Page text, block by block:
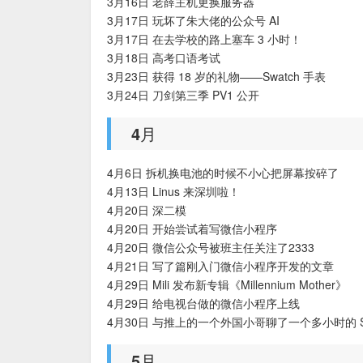
3月17日 玩坏了朱大佬的公众号 AI
3月17日 在去学校的路上塞车 3 小时！
3月18日 高考口语考试
3月23日 获得 18 岁的礼物——Swatch 手表
3月24日 刀剑第三季 PV1 公开
4月
4月6日 拆机换电池的时候不小心把屏幕按碎了
4月13日 Linus 来深圳啦！
4月20日 深二模
4月20日 开始尝试着写微信小程序
4月20日 微信公众号被班主任关注了2333
4月21日 写了篇刚入门微信小程序开发的文章
4月29日 Mili 发布新专辑《Millennium Mother》
4月29日 给电视台做的微信小程序上线
4月30日 与推上的一个外国小哥聊了一个多小时的